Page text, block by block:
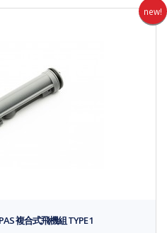
new!
複合式飛機組 TYPE 1